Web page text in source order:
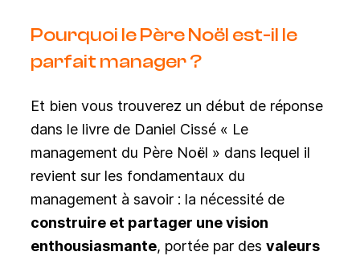
Pourquoi le Père Noël est-il le
parfait manager ?
Et bien vous trouverez un début de réponse
dans le livre de Daniel Cissé « Le
management du Père Noël » dans lequel il
revient sur les fondamentaux du
management à savoir : la nécessité de
construire et partager une vision
enthousiasmante, portée par des valeurs